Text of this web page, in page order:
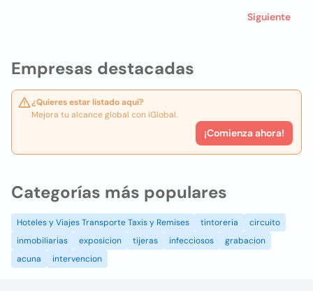
Empresas destacadas
¿Quieres estar listado aquí?
Mejora tu alcance global con iGlobal.
¡Comienza ahora!
Siguiente
Categorías más populares
Hoteles y Viajes Transporte Taxis y Remises tintoreria
circuito
inmobiliarias
exposicion tijeras infecciosos
grabacion
acuna
intervencion